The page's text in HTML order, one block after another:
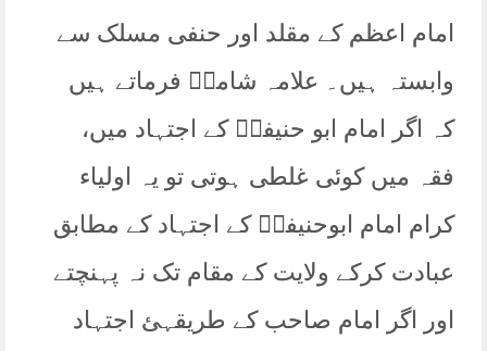
امام اعظم کے مقلد اور حنفی مسلک سے
وابستہ ہیں۔ علامہ شامیؒ فرماتے ہیں
کہ اگر امام ابو حنیفہؒ کے اجتہاد میں،
فقہ میں کوئی غلطی ہوتی تو یہ اولیاء
کرام امام ابوحنیفہؒ کے اجتہاد کے مطابق
عبادت کرکے ولایت کے مقام تک نہ پہنچتے
اور اگر امام صاحب کے طریقہئ اجتہاد